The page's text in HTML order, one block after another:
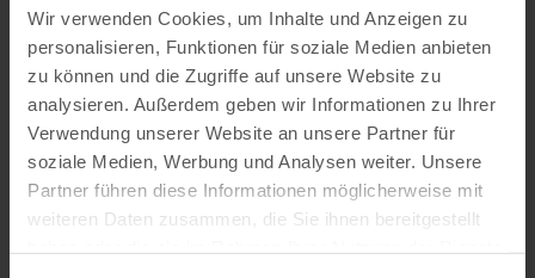
Wir verwenden Cookies, um Inhalte und Anzeigen zu
personalisieren, Funktionen für soziale Medien anbieten
zu können und die Zugriffe auf unsere Website zu
analysieren. Außerdem geben wir Informationen zu Ihrer
Verwendung unserer Website an unsere Partner für
soziale Medien, Werbung und Analysen weiter. Unsere
Partner führen diese Informationen möglicherweise mit
weiteren Daten zusammen, die Sie ihnen bereitgestellt